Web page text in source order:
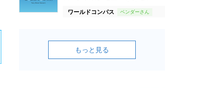
ワールドコンパス
もっと見る